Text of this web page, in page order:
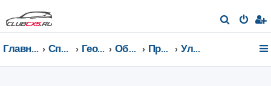
о
Главная страница Список форумов География Клуба CX-5 CLUB Общение по регионам Приволжский федеральный округ Ульяновская область